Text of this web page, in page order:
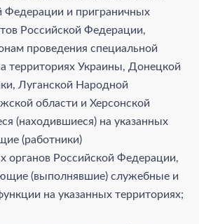
Федерации и приграничных
Российской Федерации,
проведения специальной
территориях Украины, Донецкой
Луганской Народной
области и Херсонской
(находившиеся) на указанных
(работники)
органов Российской Федерации,
(выполнявшие) служебные и
на указанных территориях;